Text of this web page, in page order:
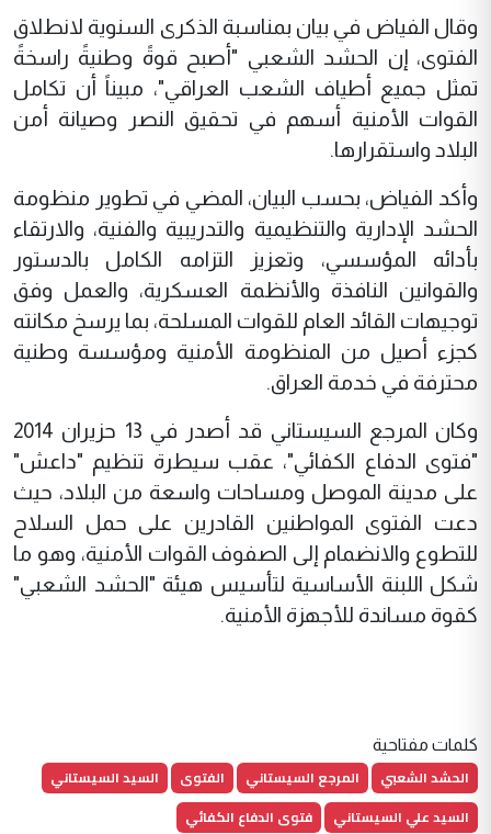
وقال الفياض في بيان بمناسبة الذكرى السنوية لانطلاق
الفتوى، إن الحشد الشعبي "أصبح قوةً وطنيةً راسخةً
تمثل جميع أطياف الشعب العراقي"، مبيناً أن تكامل
القوات الأمنية أسهم في تحقيق النصر وصيانة أمن
البلاد واستقرارها.
وأكد الفياض، بحسب البيان، المضي في تطوير منظومة
الحشد الإدارية والتنظيمية والتدريبية والفنية، والارتقاء
بأدائه المؤسسي، وتعزيز التزامه الكامل بالدستور
والقوانين النافذة والأنظمة العسكرية، والعمل وفق
توجيهات القائد العام للقوات المسلحة، بما يرسخ مكانته
كجزء أصيل من المنظومة الأمنية ومؤسسة وطنية
محترفة في خدمة العراق.
وكان المرجع السيستاني قد أصدر في 13 حزيران 2014
"فتوى الدفاع الكفائي"، عقب سيطرة تنظيم "داعش"
على مدينة الموصل ومساحات واسعة من البلاد، حيث
دعت الفتوى المواطنين القادرين على حمل السلاح
للتطوع والانضمام إلى الصفوف القوات الأمنية، وهو ما
شكل اللبنة الأساسية لتأسيس هيئة "الحشد الشعبي"
كقوة مساندة للأجهزة الأمنية.
كلمات مفتاحية
الحشد الشعبي المرجع السيستاني الفتوى
السيد السيستاني
السيد علي السيستاني
فتوى الدفاع الكفائي